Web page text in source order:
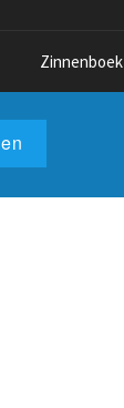
Zinnenboek